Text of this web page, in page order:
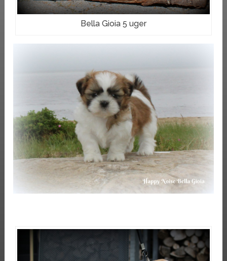
Bella Gioia 5 uger